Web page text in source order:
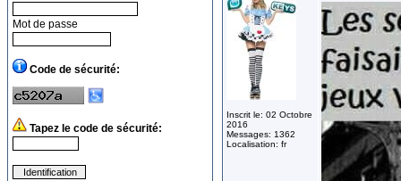
Mot de passe
Code de sécurité:
Tapez le code de sécurité:
Inscrit le: 02 Octobre
2016
Messages: 1362
Localisation: fr